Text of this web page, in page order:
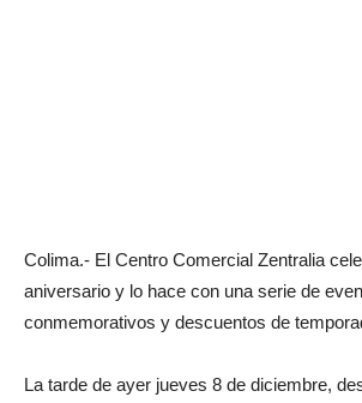
Colima.- El Centro Comercial Zentralia
aniversario y lo hace con una serie de
conmemorativos y descuentos de
La tarde de ayer jueves 8 de diciembre,